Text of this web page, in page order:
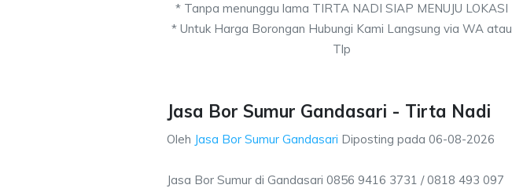
* Tanpa menunggu lama TIRTA NADI SIAP MENUJU LOKASI
* Untuk Harga Borongan Hubungi Kami Langsung via WA atau
Tlp
Jasa Bor Sumur Gandasari - Tirta Nadi
Oleh Jasa Bor Sumur Gandasari Diposting pada 06-08-2026
Jasa Bor Sumur di Gandasari 0856 9416 3731 / 0818 493 097